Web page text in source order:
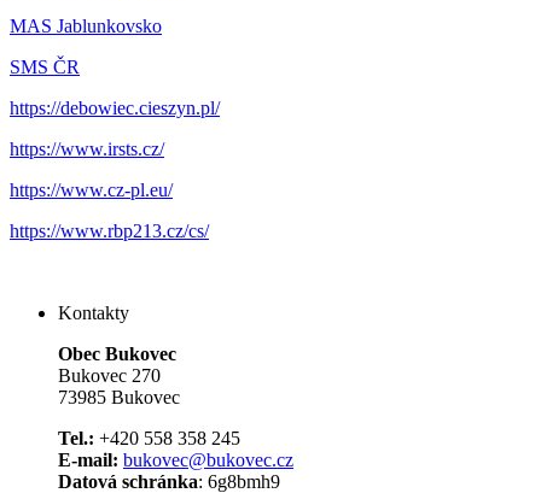
MAS Jablunkovsko
SMS ČR
https://debowiec.cieszyn.pl/
https://www.irsts.cz/
https://www.cz-pl.eu/
https://www.rbp213.cz/cs/
Kontakty
Obec Bukovec
Bukovec 270
73985 Bukovec
Tel.: +420 558 358 245
E-mail: bukovec@bukovec.cz
Datová schránka: 6g8bmh9